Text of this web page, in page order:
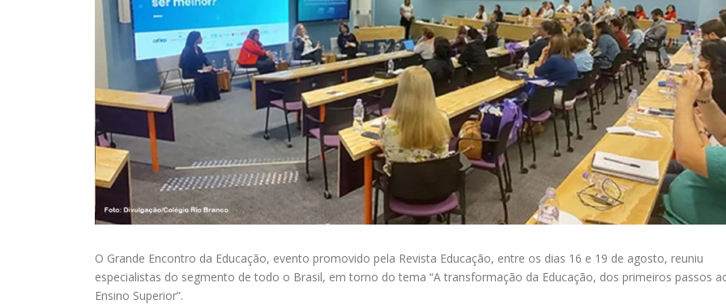
O Grande Encontro da Educação, evento promovido pela Revista Educação, entre os dias 16 e 19 de agosto, reuniu
especialistas do segmento de todo o Brasil, em torno do tema “A transformação da Educação, dos primeiros passos
Ensino Superior”.